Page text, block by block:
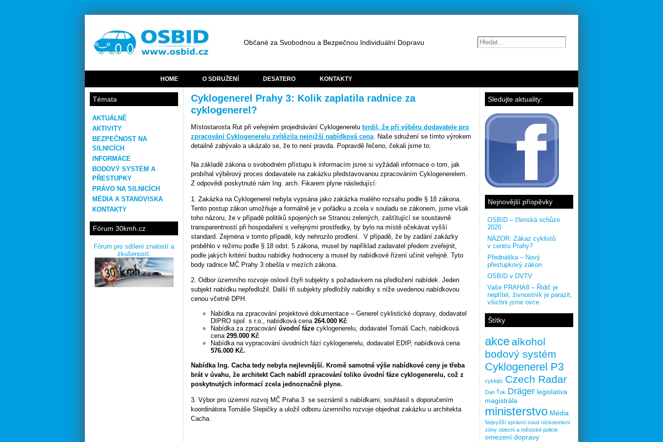
Občané za Svobodnou a Bezpečnou Individuální Dopravu
HOME O SDRUŽENÍ DESATERO KONTAKTY
Témata
AKTUÁLNĚ
AKTIVITY
BEZPEČNOST NA
SILNICÍCH
INFORMACE
BODOVÝ SYSTÉM A
PŘESTUPKY
PRÁVO NA SILNICÍCH
MÉDIA A STANOVISKA
KONTAKTY
Fórum 30kmh.cz
Fórum pro sdílení znalostí a
zkušeností:
Cyklogenerel Prahy 3: Kolik zaplatila radnice za
cyklogenerel?
Místostarosta Rut při veřejném projednávání Cyklogenerelu tvrdil, že při výběru dodavatele pro
zpracování Cyklogenerelu zvítězila nejnižší nabídková cena . Naše sdružení se tímto výrokem
detailně zabývalo a ukázalo se, že to není pravda. Popravdě řečeno, čekali jsme to.
Na základě zákona o svobodném přístupu k informacím jsme si vyžádali informace o tom, jak
probíhal výběrový proces dodavatele na zakázku představovanou zpracováním Cyklogenerelem.
Z odpovědi poskytnuté nám Ing. arch. Fikarem plyne následující:
1. Zakázka na Cyklogenerel nebyla vypsána jako zakázka malého rozsahu podle § 18 zákona.
Tento postup zákon umožňuje a formálně je v pořádku a zcela v souladu se zákonem, jsme však
toho názoru, že v případě politiků spojených se Stranou zelených, zašťitující se soustavně
transparentností při hospodaření s veřejnými prostředky, by bylo na místě očekávat vyšší
standard. Zejména v tomto případě, kdy nehrozilo prodlení. V případě, že by zadání zakázky
proběhlo v režimu podle § 18 odst. 5 zákona, musel by například zadavatel předem zveřejnit,
podle jakých kritérií budou nabídky hodnoceny a musel by nabídkové řízení učinit veřejně. Tyto
body radnice MČ Prahy 3 obešla v mezích zákona.
2. Odbor územního rozvoje oslovil čtyři subjekty s požadavkem na předložení nabídek. Jeden
subjekt nabídku nepředložil. Další tři subjekty předložily nabídky s níže uvedenou nabídkovou
cenou včetně DPH.
Nabídka na zpracování projektové dokumentace – Generel cyklistické dopravy, dodavatel
DIPRO spol. s r.o., nabídková cena264.000 Kč
Nabídka za zpracování úvodní fáze cyklogenerelu, dodavatel Tomáš Cach, nabídková
cena 299.000 Kč
Nabídka na vypracování úvodních fází cyklogenerelu, dodavatel EDIP, nabídková cena
576.000 Kč.
Nabídka Ing. Cacha tedy nebyla nejlevnější. Kromě samotné výše nabídkové ceny je třeba
brát v úvahu, že architekt Cach nabídl zpracování toliko úvodní fáze cyklogenerelu, což z
poskytnutých informací zcela jednoznačně plyne.
3. Výbor pro územní rozvoj MČ Praha 3 se seznámil s nabídkami, souhlasil s doporučením
koordinátora Tomáše Slepičky a uložil odboru územního rozvoje objednat zakázku u architekta
Cacha.
Sledujte aktuality:
Nejnovější příspěvky
OSBID – členská schůze
2020
NÁZOR: Zákaz cyklistů
v centru Prahy?
Přednáška – Nový
přestupkový zákon
OSBID v DVTV
Vaše PRAHA8 – Řidič je
nepřítel, živnostník je parazit,
všichni jsme ovce
Štítky
akce alkohol
bodový systém
Cyklogenerel P3
cyklojíz Czech Radar
Dan Ťok Dräger legislativa
magistrála
ministerstvo Média
Nejvyšší správní soud nízkoemisní
zóny obecní a městské policie
omezení dopravy